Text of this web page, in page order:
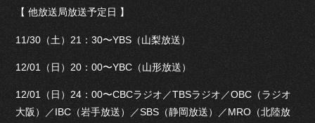
【 他放送局放送予定日 】
11/30（土）21：30〜YBS（山梨放送）
12/01（日）20：00〜YBC（山形放送）
12/01（日）24：00〜CBCラジオ／TBSラジオ／OBC（ラジオ
大阪）／IBC（岩手放送）／SBS（静岡放送）／MRO（北陸放